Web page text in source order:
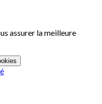
assurer la meilleure